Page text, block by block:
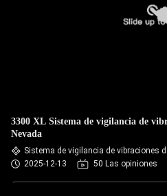
3300 XL Sistema de vigilancia de
Nevada
Sistema de vigilancia de vibraciones
2025-12-13
50 Las opiniones